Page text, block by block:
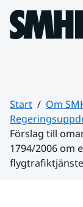
Hoppa till sidans
Start
Om
Förslag till
1794/2006 om